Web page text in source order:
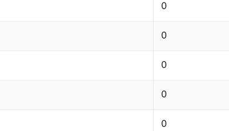
0
0
0
0
0